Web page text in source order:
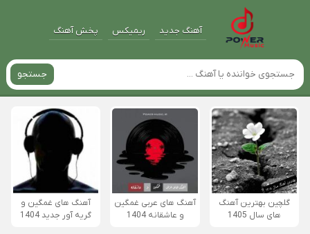
آهنگ جدید ریمیکس پخش آهنگ
جستجو
گلچین بهترین آهنگ
های سال 1405
آهنگ های عربی غمگین
و عاشقانه 1404
آهنگ های غمگین و
گریه آور جدید 1404